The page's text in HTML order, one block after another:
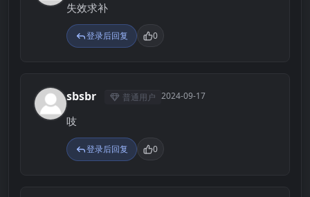
失效求补
登录后回复 0
S sbsbr 普通用户 2024-09-17
吱
登录后回复 0